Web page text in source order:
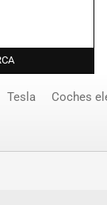
Tesla Coches